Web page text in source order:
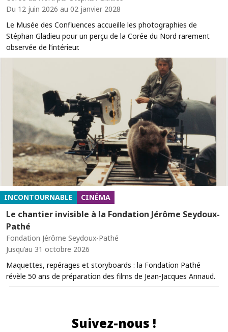
Du 12 juin 2026 au 02 janvier 2028
Le Musée des Confluences accueille les photographies de
Stéphan Gladieu pour un perçu de la Corée du Nord rarement
observée de l’intérieur.
INCONTOURNABLE CINÉMA
Le chantier invisible à la Fondation Jérôme Seydoux-
Pathé
Fondation Jérôme Seydoux-Pathé
Jusqu’au 31 octobre 2026
Maquettes, repérages et storyboards : la Fondation Pathé
révèle 50 ans de préparation des films de Jean-Jacques Annaud.
Suivez-nous !